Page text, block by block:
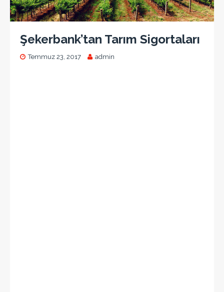
Şekerbank’tan Tarım Sigortaları
Temmuz 23, 2017 admin